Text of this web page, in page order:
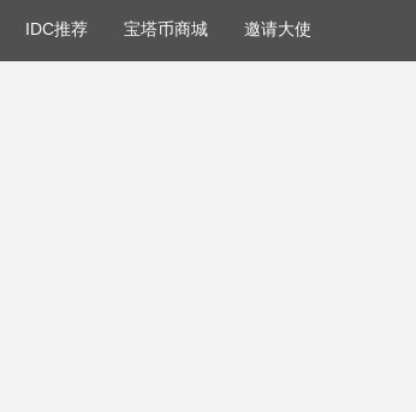
IDC推荐 宝塔币商城 邀请大使